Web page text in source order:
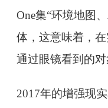
One集“环境地图
体，这意味着，
通过眼镜看到的对
2017年的增强现